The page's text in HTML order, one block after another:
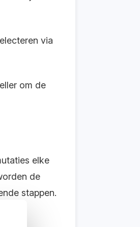
via
om de
elke
de
stappen.